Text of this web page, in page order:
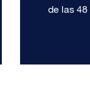
de las 48